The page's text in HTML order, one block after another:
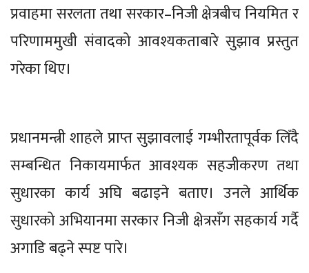
प्रवाहमा सरलता तथा सरकार–निजी क्षेत्रबीच नियमित र
परिणाममुखी संवादको आवश्यकताबारे सुझाव प्रस्तुत
गरेका थिए।
प्रधानमन्त्री शाहले प्राप्त सुझावलाई गम्भीरतापूर्वक लिँदै
सम्बन्धित निकायमार्फत आवश्यक सहजीकरण तथा
सुधारका कार्य अघि बढाइने बताए। उनले आर्थिक
सुधारको अभियानमा सरकार निजी क्षेत्रसँग सहकार्य गर्दै
अगाडि बढ्ने स्पष्ट पारे।